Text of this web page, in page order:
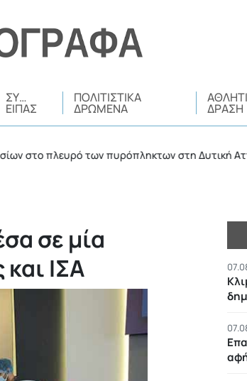
ΣΥ…
ΕΊΠΑΣ
ΠΟΛΙΤΙΣΤΙΚΆ
ΔΡΏΜΕΝΑ ΔΡΆΣΗ
πλευρό των πυρόπληκτων στη Δυτική Αττική •
σε μία
ΙΣΑ